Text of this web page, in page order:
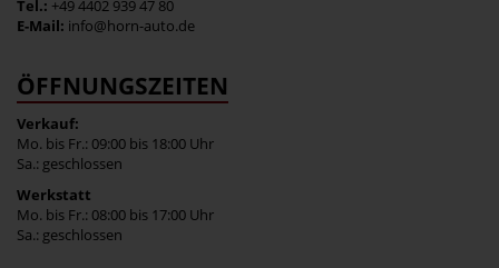
Tel.: +49 4402 939 47 80
E-Mail: info@horn-auto.de
ÖFFNUNGSZEITEN
Verkauf:
Mo. bis Fr.: 09:00 bis 18:00 Uhr
Sa.: geschlossen
Werkstatt
Mo. bis Fr.: 08:00 bis 17:00 Uhr
Sa.: geschlossen